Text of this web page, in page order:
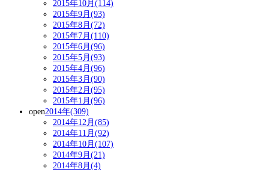
2015年10月(114)
2015年9月(93)
2015年8月(72)
2015年7月(110)
2015年6月(96)
2015年5月(93)
2015年4月(96)
2015年3月(90)
2015年2月(95)
2015年1月(96)
open2014年(309)
2014年12月(85)
2014年11月(92)
2014年10月(107)
2014年9月(21)
2014年8月(4)